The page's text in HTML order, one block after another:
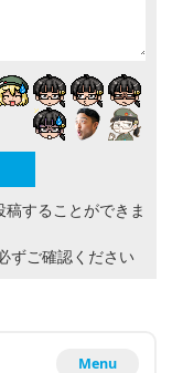
することができま
ずご確認ください
Menu